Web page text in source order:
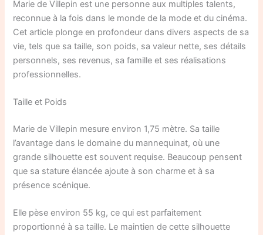
Marie de Villepin est une personne aux multiples talents,
reconnue à la fois dans le monde de la mode et du cinéma.
Cet article plonge en profondeur dans divers aspects de sa
vie, tels que sa taille, son poids, sa valeur nette, ses détails
personnels, ses revenus, sa famille et ses réalisations
professionnelles.
Taille et Poids
Marie de Villepin mesure environ 1,75 mètre. Sa taille
l’avantage dans le domaine du mannequinat, où une
grande silhouette est souvent requise. Beaucoup pensent
que sa stature élancée ajoute à son charme et à sa
présence scénique.
Elle pèse environ 55 kg, ce qui est parfaitement
proportionné à sa taille. Le maintien de cette silhouette